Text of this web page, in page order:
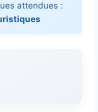
attendues :